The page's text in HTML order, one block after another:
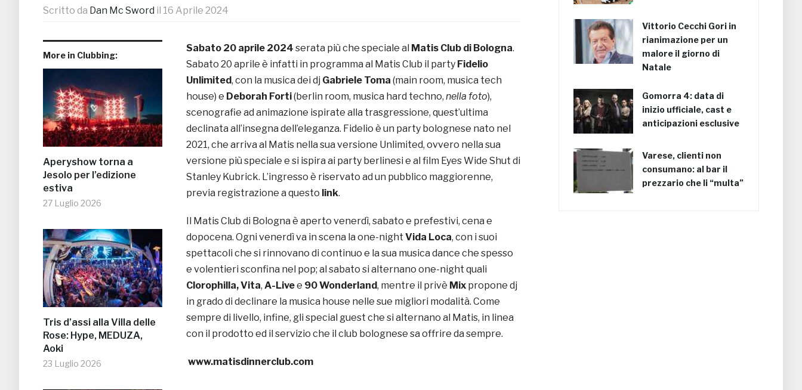
Scritto da Dan Mc Sword il 16 Aprile 2024
More in Clubbing:
Aperyshow torna a
Jesolo per l’edizione
estiva
27 Luglio 2026
Tris d’assi alla Villa delle
Rose: Hype, MEDUZA,
Aoki
23 Luglio 2026
Sabato 20 aprile 2024 serata più che speciale al Matis Club di Bologna.
Sabato 20 aprile è infatti in programma al Matis Club il party Fidelio
Unlimited, con la musica dei dj Gabriele Toma (main room, musica tech
house) e Deborah Forti(berlin room, musica hard techno, nella foto),
scenografie ad animazione ispirate alla trasgressione, quest’ultima
declinata all’insegna dell’eleganza. Fidelio è un party bolognese nato nel
2021, che arriva al Matis nella sua versione Unlimited, ovvero nella sua
versione più speciale e si ispira ai party berlinesi e al film Eyes Wide Shut di
Stanley Kubrick. L’ingresso è riservato ad un pubblico maggiorenne,
previa registrazione a questo link.
Il Matis Club di Bologna è aperto venerdì, sabato e prefestivi, cena e
dopocena. Ogni venerdì va in scena la one-night Vida Loca, con i suoi
spettacoli che si rinnovano di continuo e la sua musica dance che spesso
e volentieri sconfina nel pop; al sabato si alternano one-night quali
Clorophilla, Vita, A-Livee 90 Wonderland, mentre il privè Mix propone dj
in grado di declinare la musica house nelle sue migliori modalità. Come
sempre di livello, infine, gli special guest che si alternano al Matis, in linea
con il prodotto ed il servizio che il club bolognese sa offrire da sempre.
www.matisdinnerclub.com
Vittorio Cecchi Gori in
rianimazione per un
malore il giorno di
Natale
Gomorra 4: data di
inizio ufficiale, cast e
anticipazioni esclusive
Varese, clienti non
consumano: al bar il
prezzario che li “multa”